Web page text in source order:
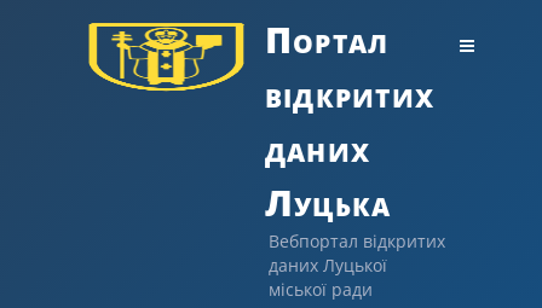
Портал
відкритих
даних
Луцька
Вебпортал відкритих
даних Луцької
міської ради